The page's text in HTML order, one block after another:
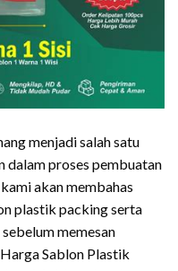
menjadi salah satu
proses pembuatan
akan membahas
plastik packing serta
memesan
Sablon Plastik